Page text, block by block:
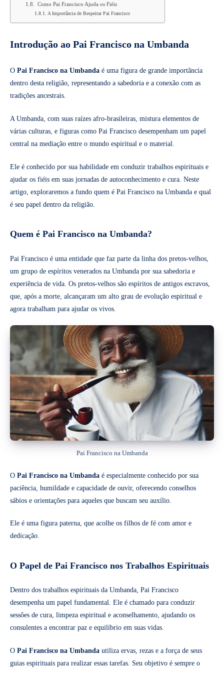
Como Pai Francisco Ajuda os Fiéis
A Importância de Respeitar Pai Francisco
Introdução ao Pai Francisco na Umbanda
O Pai Francisco na Umbanda é uma figura de grande importância
dentro desta religião, representando a sabedoria e a conexão com as
tradições ancestrais.
A Umbanda, com suas raízes afro-brasileiras, mistura elementos de
várias culturas, e figuras como Pai Francisco desempenham um papel
central na mediação entre o mundo espiritual e o material.
Ele é conhecido por sua habilidade em conduzir trabalhos espirituais e
ajudar os fiéis em suas jornadas de autoconhecimento e cura. Neste
artigo, exploraremos a fundo quem é Pai Francisco na Umbanda e qual
é seu papel dentro da religião.
Quem é Pai Francisco na Umbanda?
Pai Francisco é uma entidade que faz parte da linha dos pretos-velhos,
um grupo de espíritos venerados na Umbanda por sua sabedoria e
experiência de vida. Os pretos-velhos são espíritos de antigos escravos,
que, após a morte, alcançaram um alto grau de evolução espiritual e
agora trabalham para ajudar os vivos.
Pai Francisco na Umbanda
O Pai Francisco na Umbanda é especialmente conhecido por sua
paciência, humildade e capacidade de ouvir, oferecendo conselhos
sábios e orientações para aqueles que buscam seu auxílio.
Ele é uma figura paterna, que acolhe os filhos de fé com amor e
dedicação.
O Papel de Pai Francisco nos Trabalhos Espirituais
Dentro dos trabalhos espirituais da Umbanda, Pai Francisco
desempenha um papel fundamental. Ele é chamado para conduzir
sessões de cura, limpeza espiritual e aconselhamento, ajudando os
consulentes a encontrar paz e equilíbrio em suas vidas.
O Pai Francisco na Umbanda utiliza ervas, rezas e a força de seus
guias espirituais para realizar essas tarefas. Seu objetivo é sempre o